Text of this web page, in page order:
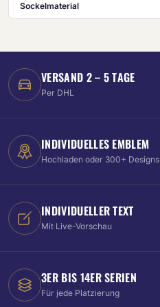
Sockelmaterial
VERSAND 2 – 5 TAGE
Per DHL
INDIVIDUELLES EMBLEM
Hochladen oder 300+ Designs
INDIVIDUELLER TEXT
Mit Live-Vorschau
3ER BIS 14ER SERIEN
Für jede Platzierung